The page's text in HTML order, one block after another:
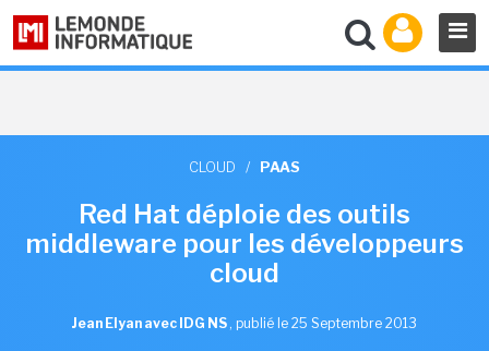
CLOUD / PAAS
Red Hat déploie des outils
middleware pour les développeurs
cloud
Jean Elyan avec IDG NS , publié le 25 Septembre 2013